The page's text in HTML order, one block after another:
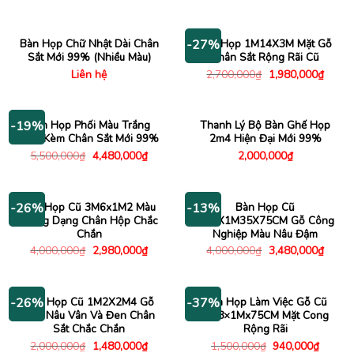
1,580,000₫.
Bàn Họp Chữ Nhật Dài Chân
Sắt Mới 99% (Nhiều Màu)
Liên hệ
-27%
Bàn Họp 1M14X3M Mặt Gỗ
Chân Sắt Rộng Rãi Cũ
2,700,000₫ Giá
gốc
1,980,000₫Giá
hiện
-19%Bàn Họp Phối Màu Trắng
Đen Kèm Chân Sắt Mới 99%
5,500,000₫ Giá
gốc
4,480,000₫Giá
hiện
4,480,000₫.
Thanh Lý Bộ Bàn Ghế Họp
2m4 Hiện Đại Mới 99%
2,000,000₫
-26%
Bàn Họp Cũ 3M6x1M2 Màu
Trắng Dạng Chân Hộp Chắc
Chắn
4,000,000₫ Giá
gốc
2,980,000₫Giá
hiện
2,980,000₫.
-13%
Bàn Họp Cũ
2M9X1M35X75CM Gỗ Công
Nghiệp Màu Nâu Đậm
4,000,000₫ Giá
gốc
3,480,000₫Giá
hiện
-26%
Bàn Họp Cũ 1M2X2M4 Gỗ
Màu Nâu Vân Và Đen Chân
Sắt Chắc Chắn
2,000,000₫ Giá
gốc
1,480,000₫Giá
hiện
-37%Bàn Họp Làm Việc Gỗ Cũ
1M8×1Mx75CM Mặt Cong
Rộng Rãi
1,500,000₫ Giá
940,000₫Giá
hiện